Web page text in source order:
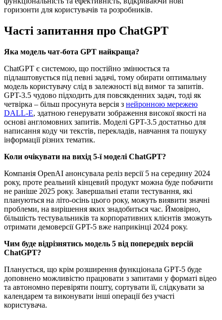
горизонти для користувачів та розробників.
Часті запитання про ChatGPT
Яка модель чат-бота GPT найкраща?
ChatGPT є системою, що постійно змінюється та
підлаштовується під певні задачі, тому обирати оптимальну
модель користувачу слід в залежності від вимог та запитів.
GPT-3.5 чудово підходить для повсякденних задач, тоді як
четвірка – більш просунута версія з нейронною мережею
DALL-E, здатною генерувати зображення високої якості на
основі англомовних запитів. Моделі GPT-3.5 достатньо для
написання коду чи текстів, перекладів, навчання та пошуку
інформації різних тематик.
Коли очікувати на вихід 5-ї моделі ChatGPT?
Компанія OpenAI анонсувала реліз версії 5 на середину 2024
року, проте реальний кінцевий продукт можна буде побачити
не раніше 2025 року. Завершальні етапи тестування, які
плануються на літо-осінь цього року, можуть виявити значні
проблеми, на вирішення яких знадобиться час. Ймовірно,
більшість тестувальників та корпоративних клієнтів зможуть
отримати демоверсії GPT-5 вже наприкінці 2024 року.
Чим буде відрізнятись модель 5 від попередніх версій
ChatGPT?
Планується, що крім розширення функціонала GPT-5 буде
доповнено можливістю працювати з запитами у форматі відео
та автономно перевіряти пошту, сортувати її, слідкувати за
календарем та виконувати інші операції без участі
користувача.